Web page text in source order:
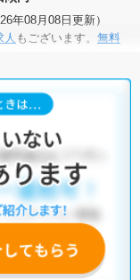
年08月08日更新）
人 もございます。 無料
からご希望条件に合
人気です。
り ・
わり条件」から検索
能です。
希望条件をヒアリン